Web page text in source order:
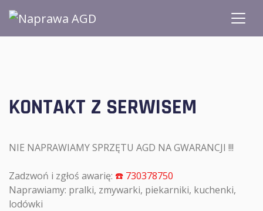
KONTAKT Z SERWISEM
NIE NAPRAWIAMY SPRZĘTU AGD NA GWARANCJI !!!
Zadzwoń i zgłoś awarię: ☎️ 730378750
Naprawiamy: pralki, zmywarki, piekarniki, kuchenki,
lodówki